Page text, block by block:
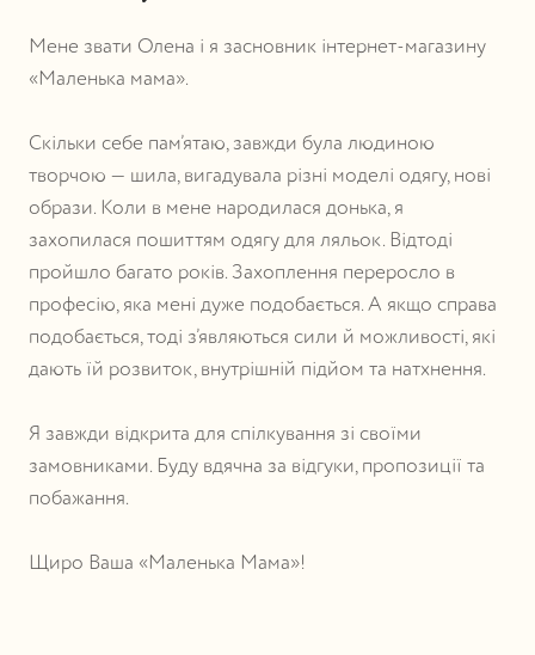
Мене звати Олена і я засновник інтернет-магазину
«Маленька мама».
Скільки себе пам’ятаю, завжди була людиною
творчою — шила, вигадувала різні моделі одягу, нові
образи. Коли в мене народилася донька, я
захопилася пошиттям одягу для ляльок. Відтоді
пройшло багато років. Захоплення переросло в
професію, яка мені дуже подобається. А якщо справа
подобається, тоді з’являються сили й можливості, які
дають їй розвиток, внутрішній підйом та натхнення.
Я завжди відкрита для спілкування зі своїми
замовниками. Буду вдячна за відгуки, пропозиції та
побажання.
Щиро Ваша «Маленька Мама»!